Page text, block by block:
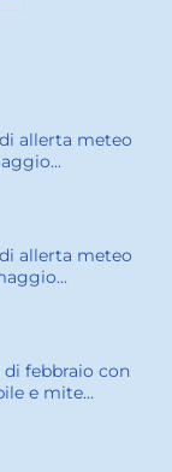
allerta meteo
allerta meteo
febbraio con
e mite...